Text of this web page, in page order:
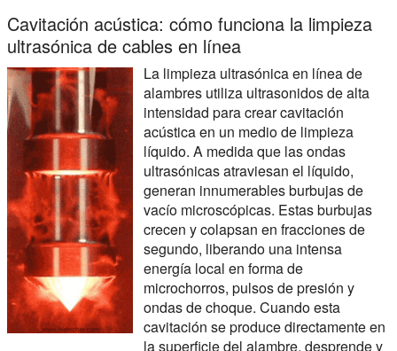
Cavitación acústica: cómo funciona la limpieza
ultrasónica de cables en línea
La limpieza ultrasónica en línea de
alambres utiliza ultrasonidos de alta
intensidad para crear cavitación
acústica en un medio de limpieza
líquido. A medida que las ondas
ultrasónicas atraviesan el líquido,
generan innumerables burbujas de
vacío microscópicas. Estas burbujas
crecen y colapsan en fracciones de
segundo, liberando una intensa
energía local en forma de
microchorros, pulsos de presión y
ondas de choque. Cuando esta
cavitación se produce directamente en
la superficie del alambre, desprende y